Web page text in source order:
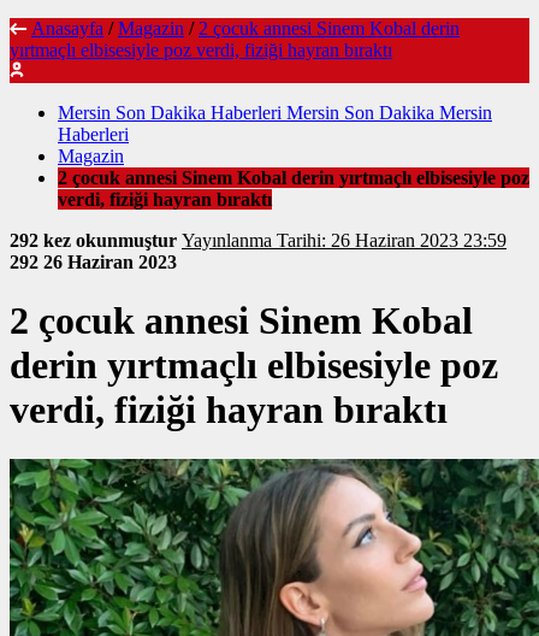
Anasayfa / Magazin / 2 çocuk annesi Sinem Kobal derin
yırtmaçlı elbisesiyle poz verdi, fiziği hayran bıraktı
Mersin Son Dakika Haberleri Mersin Son Dakika Mersin
Haberleri
Magazin
2 çocuk annesi Sinem Kobal derin yırtmaçlı elbisesiyle poz
verdi, fiziği hayran bıraktı
292 kez okunmuştur
Yayınlanma Tarihi: 26 Haziran 2023 23:59
292 26 Haziran 2023
2 çocuk annesi Sinem Kobal
derin yırtmaçlı elbisesiyle poz
verdi, fiziği hayran bıraktı